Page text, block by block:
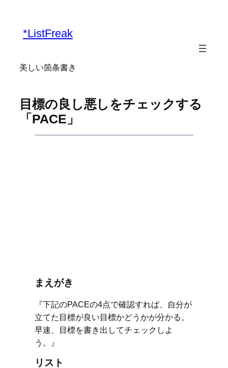
*ListFreak
美しい箇条書き
目標の良し悪しをチェックする
「PACE」
まえがき
『下記のPACEの4点で確認すれば、自分が
立てた目標が良い目標かどうかが分かる。
早速、目標を書き出してチェックしよ
う。』
リスト